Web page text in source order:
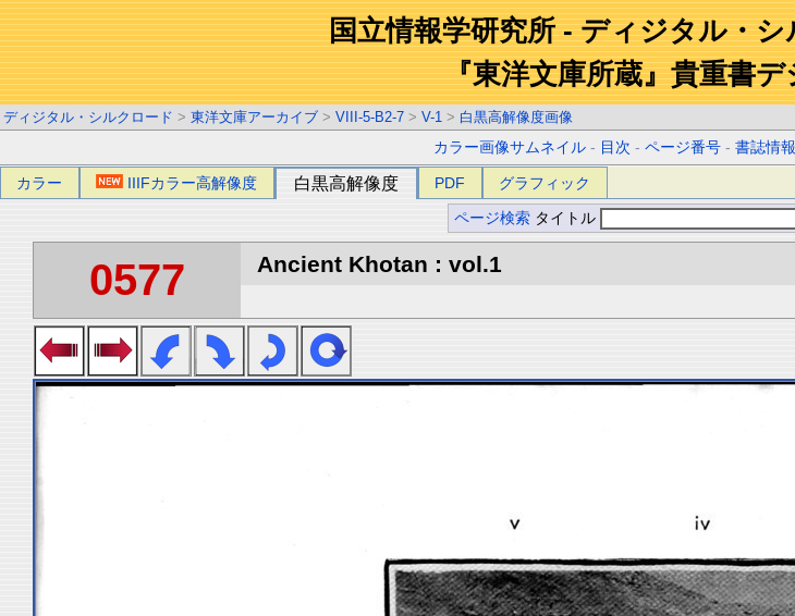
国立情報学研究所 - ディジタル・
『東洋文庫所蔵』貴重書
ディジタル・シルクロード > 東洋文庫アーカイブ > VIII-5-B2-7 > V-1 > 白黒高解像度画像
カラー画像サムネイル - 目次 -ページ番号 -書誌情
カラー IIIFカラー高解像度 白黒高解像度 PDF グラフィック
ページ検索 タイトル
0577 Ancient Khotan : vol.1